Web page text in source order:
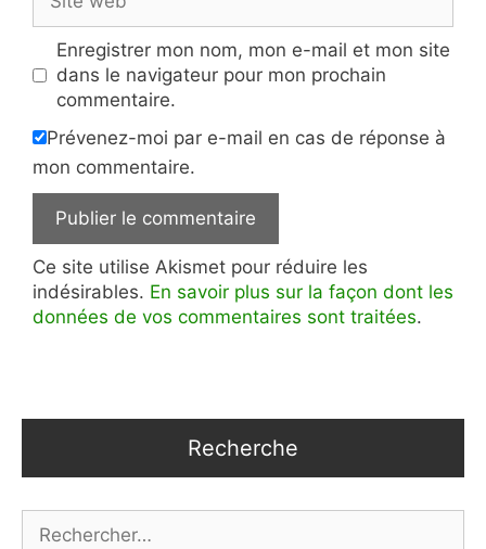
web
Enregistrer mon nom, mon e-mail et mon site
dans le navigateur pour mon prochain
commentaire.
Prévenez-moi par e-mail en cas de réponse à
mon commentaire.
Ce site utilise Akismet pour réduire les
indésirables. En savoir plus sur la façon dont les
données de vos commentaires sont traitées.
Recherche